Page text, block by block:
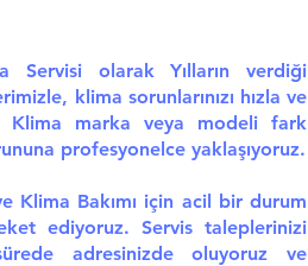
Servisi olarak Yılların verdiği
klima sorunlarınızı hızla ve
marka veya modeli fark
profesyonelce yaklaşıyoruz.
Klima Bakımı için acil bir durum
ediyoruz. Servis taleplerinizi
adresinizde oluyoruz ve